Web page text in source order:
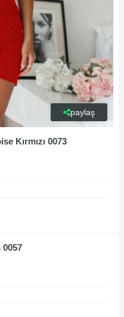
paylaş
Kırmızı 0073
0057